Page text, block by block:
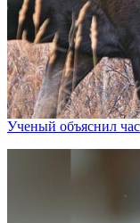
Ученый объяснил